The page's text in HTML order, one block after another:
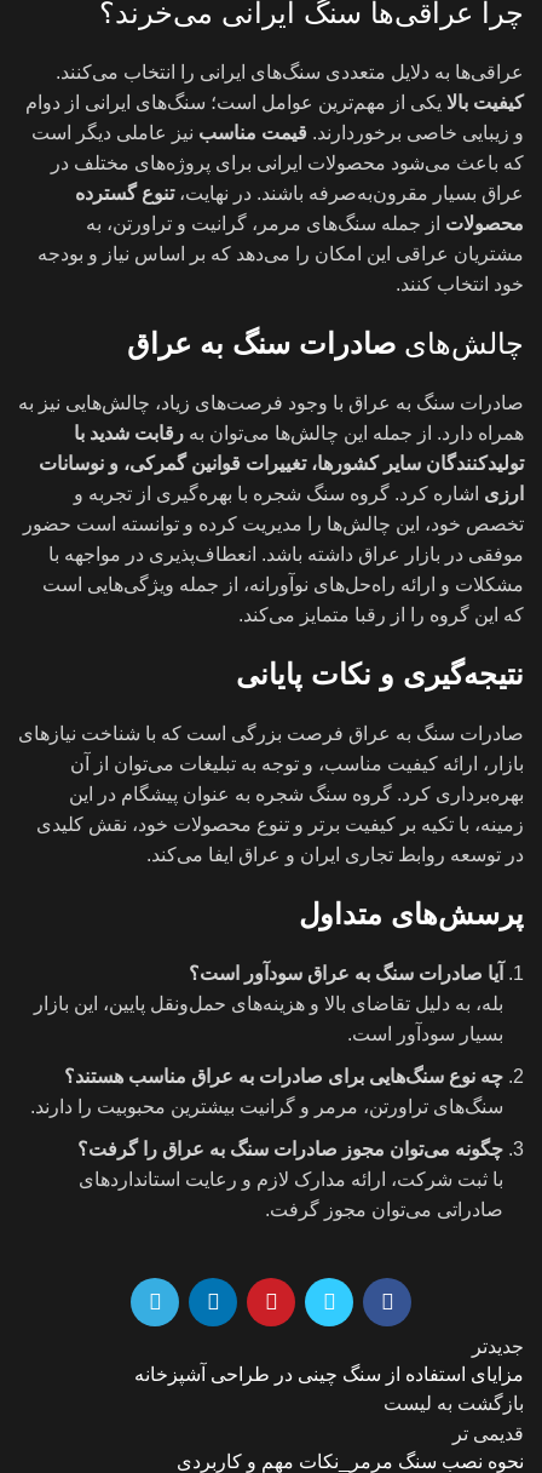
چرا عراقی‌ها سنگ ایرانی می‌خرند؟
عراقی‌ها به دلایل متعددی سنگ‌های ایرانی را انتخاب می‌کنند.
کیفیت بالا یکی از مهم‌ترین عوامل است؛ سنگ‌های ایرانی از دوام
و زیبایی خاصی برخوردارند. قیمت مناسب نیز عاملی دیگر است
که باعث می‌شود محصولات ایرانی برای پروژه‌های مختلف در
عراق بسیار مقرون‌به‌صرفه باشند. در نهایت،تنوع گسترده
محصولات از جمله سنگ‌های مرمر، گرانیت و تراورتن، به
مشتریان عراقی این امکان را می‌دهد که بر اساس نیاز و بودجه
خود انتخاب کنند.
چالش‌های صادرات سنگ به عراق
صادرات سنگ به عراق با وجود فرصت‌های زیاد، چالش‌هایی نیز به
همراه دارد. از جمله این چالش‌ها می‌توان به رقابت شدید با
تولیدکنندگان سایر کشورها، تغییرات قوانین گمرکی، و نوسانات
ارزی اشاره کرد. گروه سنگ شجره با بهره‌گیری از تجربه و
تخصص خود، این چالش‌ها را مدیریت کرده و توانسته است حضور
موفقی در بازار عراق داشته باشد. انعطاف‌پذیری در مواجهه با
مشکلات و ارائه راه‌حل‌های نوآورانه، از جمله ویژگی‌هایی است
که این گروه را از رقبا متمایز می‌کند.
نتیجه‌گیری و نکات پایانی
صادرات سنگ به عراق فرصت بزرگی است که با شناخت نیازهای
بازار، ارائه کیفیت مناسب، و توجه به تبلیغات می‌توان از آن
بهره‌برداری کرد. گروه سنگ شجره به عنوان پیشگام در این
زمینه، با تکیه بر کیفیت برتر و تنوع محصولات خود، نقش کلیدی
در توسعه روابط تجاری ایران و عراق ایفا می‌کند.
پرسش‌های متداول
آیا صادرات سنگ به عراق سودآور است؟
بله، به دلیل تقاضای بالا و هزینه‌های حمل‌ونقل پایین، این بازار
بسیار سودآور است.
چه نوع سنگ‌هایی برای صادرات به عراق مناسب هستند؟
سنگ‌های تراورتن، مرمر و گرانیت بیشترین محبوبیت را دارند.
چگونه می‌توان مجوز صادرات سنگ به عراق را گرفت؟
با ثبت شرکت، ارائه مدارک لازم و رعایت استانداردهای
صادراتی می‌توان مجوز گرفت.
جدیدتر
مزایای استفاده از سنگ چینی در طراحی آشپزخانه
بازگشت به لیست
قدیمی تر
نحوه نصب سنگ مرمر_نکات مهم و کاربردی